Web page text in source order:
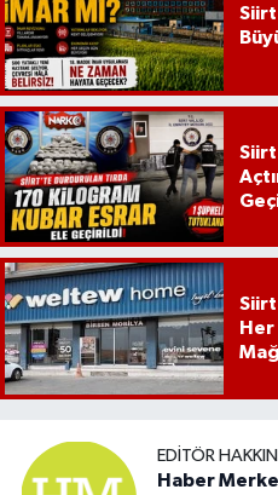
Siirt
EDITÖR
Haber